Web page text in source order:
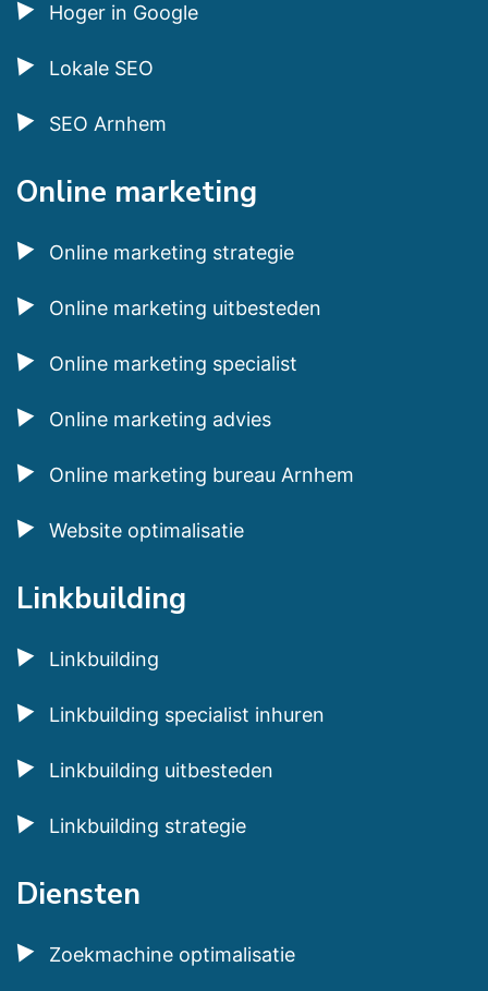
Hoger in Google
Lokale SEO
SEO Arnhem
Online marketing
Online marketing strategie
Online marketing uitbesteden
Online marketing specialist
Online marketing advies
Online marketing bureau Arnhem
Website optimalisatie
Linkbuilding
Linkbuilding
Linkbuilding specialist inhuren
Linkbuilding uitbesteden
Linkbuilding strategie
Diensten
Zoekmachine optimalisatie